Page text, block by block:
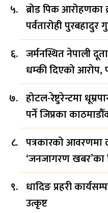
ब्रोड पिक आरोहणका
पर्वतारोही
जर्मनस्थित नेपाली
धम्की दिएको आरोप,
होटल-रेष्टुरेन्टमा
पर्ने जिप्रका
पत्रकारको आवरणमा
‘जनजागरण खबर’का
धादिङ प्रहरी
उत्कृष्ट